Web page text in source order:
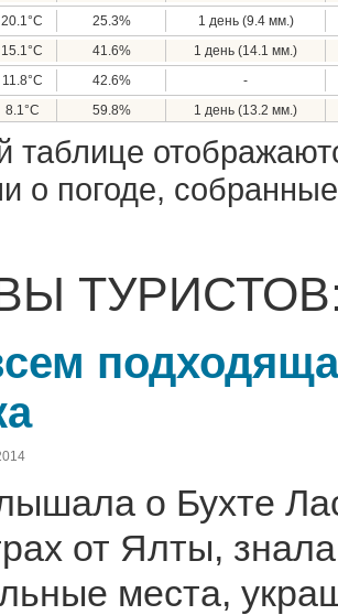
20.1°C 25.3%
1 день (9.4 мм.)
15.1°C 41.6%
1 день (14.1 мм.)
11.8°C 42.6%
-
8.1°C 59.8% 1 день (13.2 мм.)
таблице
о погоде,
о Бухте
от Ялты,
места,